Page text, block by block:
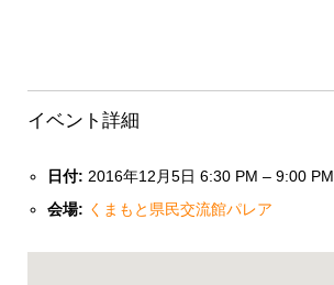
イベント詳細
日付: 2016年12月5日 6:30 PM –9:00 PM
会場: くまもと県民交流館パレア